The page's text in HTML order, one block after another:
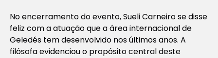
No encerramento do evento, Sueli Carneiro se disse
feliz com a atuação que a área internacional de
Geledés tem desenvolvido nos últimos anos. A
filósofa evidenciou o propósito central deste